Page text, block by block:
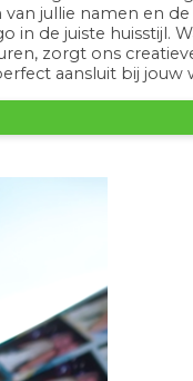
jullie namen en
in de juiste huisstijl.
zorgt ons
aansluit bij jouw